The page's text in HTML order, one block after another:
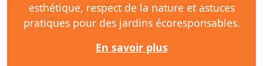
esthétique, respect de la nature et astuces
pratiques pour des jardins écoresponsables.
En savoir plus